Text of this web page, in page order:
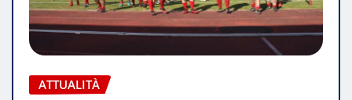
ATTUALITÀ